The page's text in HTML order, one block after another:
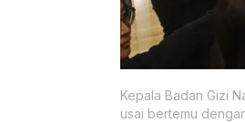
Kepala Badan Gizi
usai bertemu